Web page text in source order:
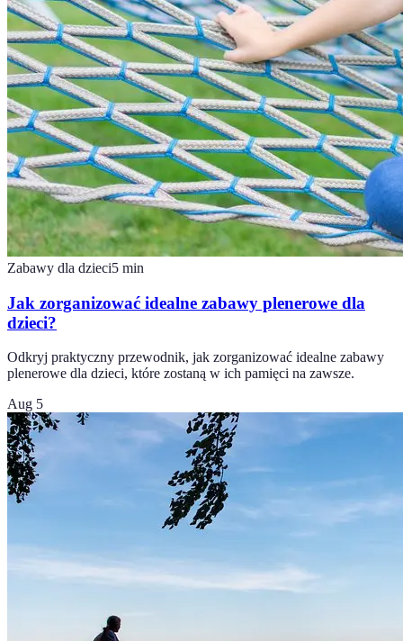
Zabawy dla dzieci5 min
Jak zorganizować idealne zabawy plenerowe dla
dzieci?
Odkryj praktyczny przewodnik, jak zorganizować idealne zabawy
plenerowe dla dzieci, które zostaną w ich pamięci na zawsze.
Aug 5